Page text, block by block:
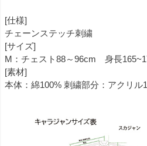
[仕様]
チェーンステッチ刺繍
[サイズ]
M：チェスト88～96cm 身長
[素材]
本体：綿100% 刺繍部分：アクリル